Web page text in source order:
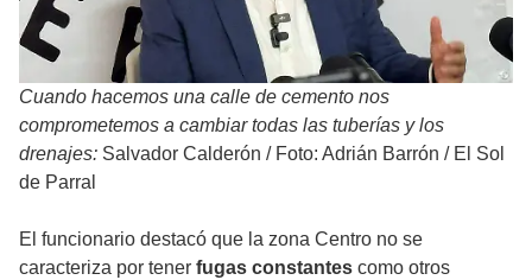
Cuando hacemos una calle de cemento nos
comprometemos a cambiar todas las tuberías y los
drenajes: Salvador Calderón / Foto: Adrián Barrón / El Sol
de Parral
El funcionario destacó que la zona Centro no se
caracteriza por tener fugas constantes como otros